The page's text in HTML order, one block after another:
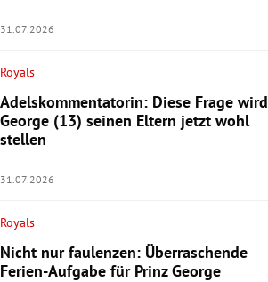
31.07.2026
Royals
Adelskommentatorin: Diese Frage wird
George (13) seinen Eltern jetzt wohl
stellen
31.07.2026
Royals
Nicht nur faulenzen: Überraschende
Ferien-Aufgabe für Prinz George